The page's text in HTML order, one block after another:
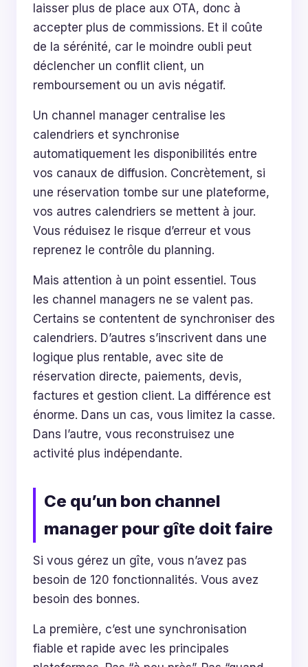
laisser plus de place aux OTA, donc à
accepter plus de commissions. Et il coûte
de la sérénité, car le moindre oubli peut
déclencher un conflit client, un
remboursement ou un avis négatif.
Un channel manager centralise les
calendriers et synchronise
automatiquement les disponibilités entre
vos canaux de diffusion. Concrètement, si
une réservation tombe sur une plateforme,
vos autres calendriers se mettent à jour.
Vous réduisez le risque d’erreur et vous
reprenez le contrôle du planning.
Mais attention à un point essentiel. Tous
les channel managers ne se valent pas.
Certains se contentent de synchroniser des
calendriers. D’autres s’inscrivent dans une
logique plus rentable, avec site de
réservation directe, paiements, devis,
factures et gestion client. La différence est
énorme. Dans un cas, vous limitez la casse.
Dans l’autre, vous reconstruisez une
activité plus indépendante.
Ce qu’un bon channel
manager pour gîte doit faire
Si vous gérez un gîte, vous n’avez pas
besoin de 120 fonctionnalités. Vous avez
besoin des bonnes.
La première, c’est une synchronisation
fiable et rapide avec les principales